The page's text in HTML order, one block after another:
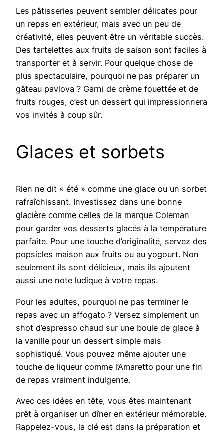
Les pâtisseries peuvent sembler délicates pour
un repas en extérieur, mais avec un peu de
créativité, elles peuvent être un véritable succès.
Des tartelettes aux fruits de saison sont faciles à
transporter et à servir. Pour quelque chose de
plus spectaculaire, pourquoi ne pas préparer un
gâteau pavlova ? Garni de crème fouettée et de
fruits rouges, c’est un dessert qui impressionnera
vos invités à coup sûr.
Glaces et sorbets
Rien ne dit « été » comme une glace ou un sorbet
rafraîchissant. Investissez dans une bonne
glacière comme celles de la marque Coleman
pour garder vos desserts glacés à la température
parfaite. Pour une touche d’originalité, servez des
popsicles maison aux fruits ou au yogourt. Non
seulement ils sont délicieux, mais ils ajoutent
aussi une note ludique à votre repas.
Pour les adultes, pourquoi ne pas terminer le
repas avec un affogato ? Versez simplement un
shot d’espresso chaud sur une boule de glace à
la vanille pour un dessert simple mais
sophistiqué. Vous pouvez même ajouter une
touche de liqueur comme l’Amaretto pour une fin
de repas vraiment indulgente.
Avec ces idées en tête, vous êtes maintenant
prêt à organiser un dîner en extérieur mémorable.
Rappelez-vous, la clé est dans la préparation et